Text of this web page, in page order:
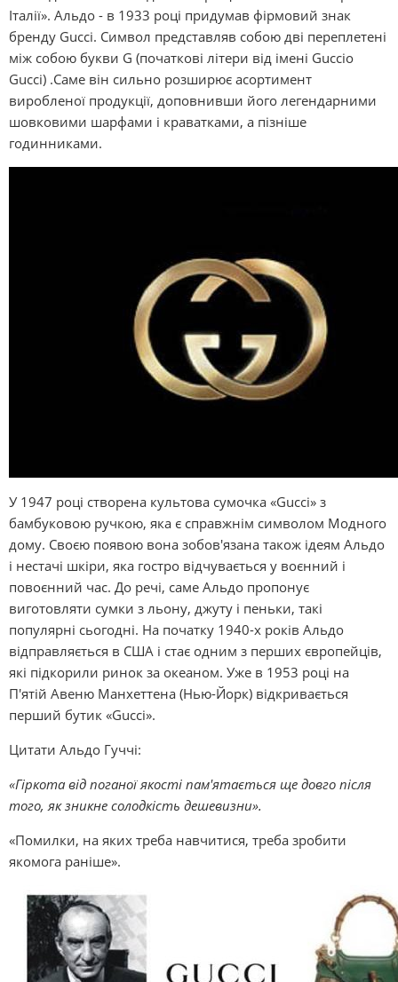
Італії». Альдо - в 1933 році придумав фірмовий знак
бренду Gucci. Символ представляв собою дві переплетені
між собою букви G (початкові літери від імені Guccio
Gucci) .Саме він сильно розширює асортимент
виробленої продукції, доповнивши його легендарними
шовковими шарфами і краватками, а пізніше
годинниками.
У 1947 році створена культова сумочка «Gucci» з
бамбуковою ручкою, яка є справжнім символом Модного
дому. Своєю появою вона зобов'язана також ідеям Альдо
і нестачі шкіри, яка гостро відчувається у воєнний і
повоєнний час. До речі, саме Альдо пропонує
виготовляти сумки з льону, джуту і пеньки, такі
популярні сьогодні. На початку 1940-х років Альдо
відправляється в США і стає одним з перших європейців,
які підкорили ринок за океаном. Уже в 1953 році на
П'ятій Авеню Манхеттена (Нью-Йорк) відкривається
перший бутик «Gucci».
Цитати Альдо Гуччі:
«Гіркота від поганої якості пам'ятається ще довго після
того, як зникне солодкість дешевизни».
«Помилки, на яких треба навчитися, треба зробити
якомога раніше».